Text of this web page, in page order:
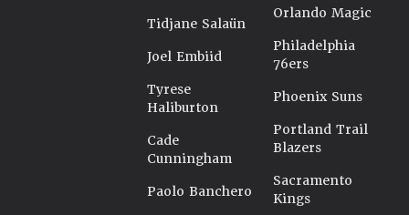
Tidjane Salaün
Joel Embiid
Tyrese
Haliburton
Cade
Cunningham
Paolo Banchero
Orlando Magic
Philadelphia
76ers
Phoenix Suns
Portland Trail
Blazers
Sacramento
Kings